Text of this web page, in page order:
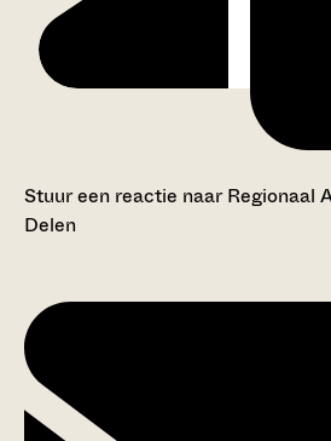
Stuur een reactie naar Regionaal
Delen